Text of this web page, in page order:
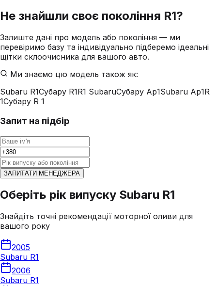
Не знайшли своє покоління R1?
Залиште дані про модель або покоління — ми
перевіримо базу та індивідуально підберемо ідеальні
щітки склоочисника для вашого авто.
Ми знаємо цю модель також як:
Subaru R1Субару R1R1 SubaruСубару Ар1Subaru Ар1R
1Субару R 1
Запит на підбір
ЗАПИТАТИ МЕНЕДЖЕРА
Оберіть рік випуску Subaru R1
Знайдіть точні рекомендації моторної оливи для
вашого року
2005
Subaru R1
2006
Subaru R1